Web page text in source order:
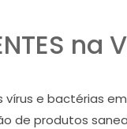
na
e bactérias
de produtos